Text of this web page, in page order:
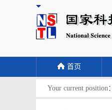
首页
Your current position：